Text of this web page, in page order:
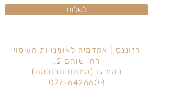
לשלוח
רזוננס | אקדמיה לאומנויות העיסוי
רח' שוהם 2,
רמת גן (מתחם הבורסה)
077-6426608